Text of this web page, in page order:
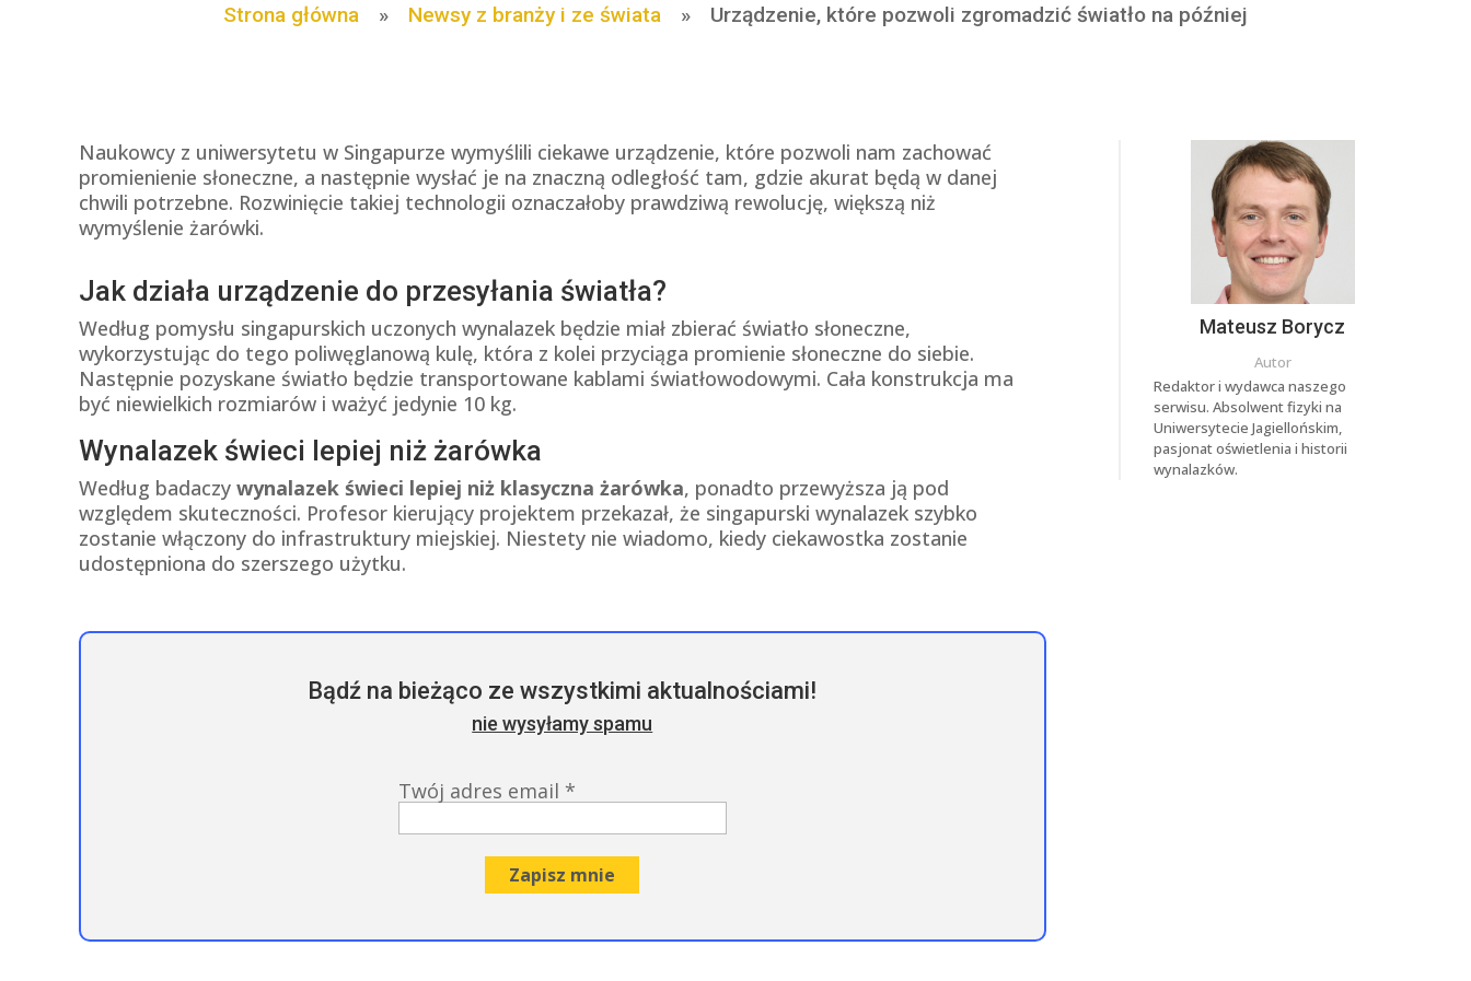
Strona główna » Newsy z branży i ze świata » Urządzenie, które pozwoli zgromadzić światło na później
Naukowcy z uniwersytetu w Singapurze wymyślili ciekawe urządzenie, które pozwoli nam zachować
promienienie słoneczne, a następnie wysłać je na znaczną odległość tam, gdzie akurat będą w danej
chwili potrzebne. Rozwinięcie takiej technologii oznaczałoby prawdziwą rewolucję, większą niż
wymyślenie żarówki.
Jak działa urządzenie do przesyłania światła?
Według pomysłu singapurskich uczonych wynalazek będzie miał zbierać światło słoneczne,
wykorzystując do tego poliwęglanową kulę, która z kolei przyciąga promienie słoneczne do siebie.
Następnie pozyskane światło będzie transportowane kablami światłowodowymi. Cała konstrukcja ma
być niewielkich rozmiarów i ważyć jedynie 10 kg.
Wynalazek świeci lepiej niż żarówka
Według badaczy wynalazek świeci lepiej niż klasyczna żarówka, ponadto przewyższa ją pod
względem skuteczności. Profesor kierujący projektem przekazał, że singapurski wynalazek szybko
zostanie włączony do infrastruktury miejskiej. Niestety nie wiadomo, kiedy ciekawostka zostanie
udostępniona do szerszego użytku.
Bądź na bieżąco ze wszystkimi aktualnościami!
nie wysyłamy spamu
Twój adres email *
Mateusz Borycz
Autor
Redaktor i wydawca naszego
serwisu. Absolwent fizyki na
Uniwersytecie Jagiellońskim,
pasjonat oświetlenia i historii
wynalazków.